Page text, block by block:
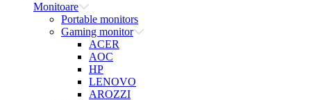
Monitoare
Portable monitors
Gaming monitor
ACER
AOC
HP
LENOVO
AROZZI